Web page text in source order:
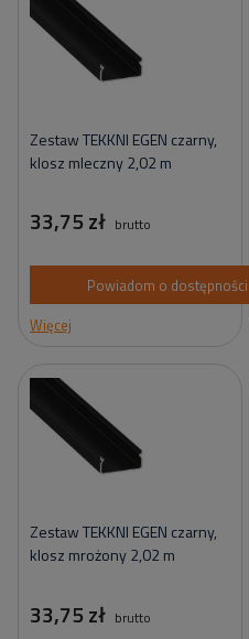
Zestaw TEKKNI EGEN czarny,
klosz mleczny 2,02 m
33,75 zł brutto
Powiadom o dostępności
Więcej
Zestaw TEKKNI EGEN czarny,
klosz mrożony 2,02 m
33,75 zł brutto